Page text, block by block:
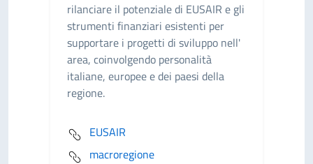
rilanciare il potenziale di EUSAIR e gli
strumenti finanziari esistenti per
supportare i progetti di sviluppo nell'
area, coinvolgendo personalità
italiane, europee e dei paesi della
regione.
EUSAIR
macroregione